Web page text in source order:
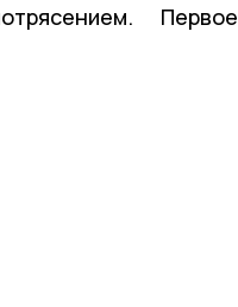
Первое